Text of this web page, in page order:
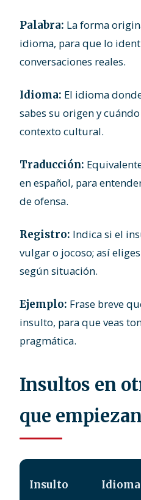
Palabra: La forma
idioma, para que lo
conversaciones reales.
Idioma: El idioma
sabes su origen y
contexto cultural.
Traducción:
en español, para
de ofensa.
Registro: Indica si el
vulgar o jocoso; así
según situación.
Ejemplo: Frase breve
insulto, para que veas
pragmática.
Insultos en
que
Insulto Idioma